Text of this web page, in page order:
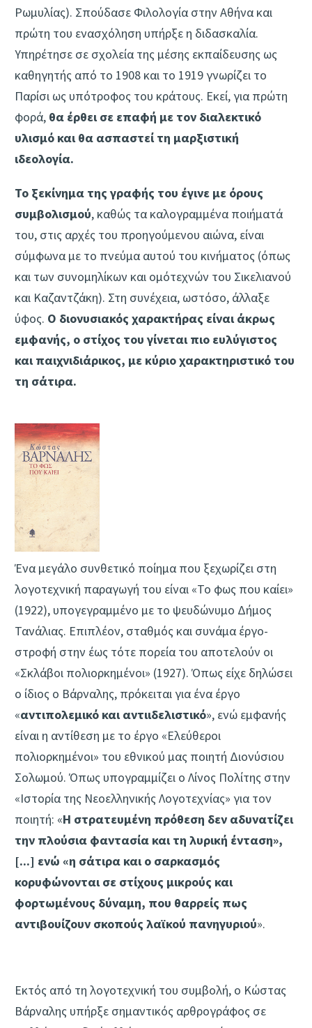
Ρωμυλίας). Σπούδασε Φιλολογία στην Αθήνα και
πρώτη του ενασχόληση υπήρξε η διδασκαλία.
Υπηρέτησε σε σχολεία της μέσης εκπαίδευσης ως
καθηγητής από το 1908 και το 1919 γνωρίζει το
Παρίσι ως υπότροφος του κράτους. Εκεί, για πρώτη
φορά, θα έρθει σε επαφή με τον διαλεκτικό
υλισμό και θα ασπαστεί τη μαρξιστική
ιδεολογία.
Το ξεκίνημα της γραφής του έγινε με όρους
συμβολισμού, καθώς τα καλογραμμένα ποιήματά
του, στις αρχές του προηγούμενου αιώνα, είναι
σύμφωνα με το πνεύμα αυτού του κινήματος (όπως
και των συνομηλίκων και ομότεχνών του Σικελιανού
και Καζαντζάκη). Στη συνέχεια, ωστόσο, άλλαξε
ύφος. Ο διονυσιακός χαρακτήρας είναι άκρως
εμφανής, ο στίχος του γίνεται πιο ευλύγιστος
και παιχνιδιάρικος, με κύριο χαρακτηριστικό του
τη σάτιρα.
Ένα μεγάλο συνθετικό ποίημα που ξεχωρίζει στη
λογοτεχνική παραγωγή του είναι «Το φως που καίει»
(1922), υπογεγραμμένο με το ψευδώνυμο Δήμος
Τανάλιας. Επιπλέον, σταθμός και συνάμα έργο-
στροφή στην έως τότε πορεία του αποτελούν οι
«Σκλάβοι πολιορκημένοι» (1927). Όπως είχε δηλώσει
ο ίδιος ο Βάρναλης, πρόκειται για ένα έργο
«αντιπολεμικό και αντιιδελιστικό», ενώ εμφανής
είναι η αντίθεση με το έργο «Ελεύθεροι
πολιορκημένοι» του εθνικού μας ποιητή Διονύσιου
Σολωμού. Όπως υπογραμμίζει ο Λίνος Πολίτης στην
«Ιστορία της Νεοελληνικής Λογοτεχνίας» για τον
ποιητή: «Η στρατευμένη πρόθεση δεν αδυνατίζει
την πλούσια φαντασία και τη λυρική ένταση»,
[...] ενώ «η σάτιρα και ο σαρκασμός
κορυφώνονται σε στίχους μικρούς και
φορτωμένους δύναμη, που θαρρείς πως
αντιβουίζουν σκοπούς λαϊκού πανηγυριού».
Εκτός από τη λογοτεχνική του συμβολή, ο Κώστας
Βάρναλης υπήρξε σημαντικός αρθρογράφος σε